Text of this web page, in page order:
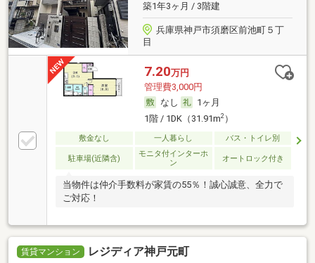
築1年3ヶ月 / 3階建
兵庫県神戸市須磨区前池町５丁
目
7.20万円
管理費3,000円
なし
1ヶ月
1階 / 1DK（31.91m2）
敷金なし 一人暮らし バス・トイレ別
駐車場(近隣含)
モニタ付インターホ
ン
オートロック付き
当物件は仲介手数料が家賃の55％！誠心誠意、全力で
ご対応！
賃貸マンション レジディア神戸元町